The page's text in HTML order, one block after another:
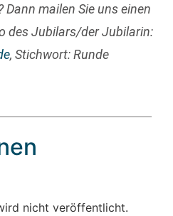
Dann mailen Sie uns einen
des Jubilars/der Jubilarin:
, Stichwort: Runde
nicht veröffentlicht.